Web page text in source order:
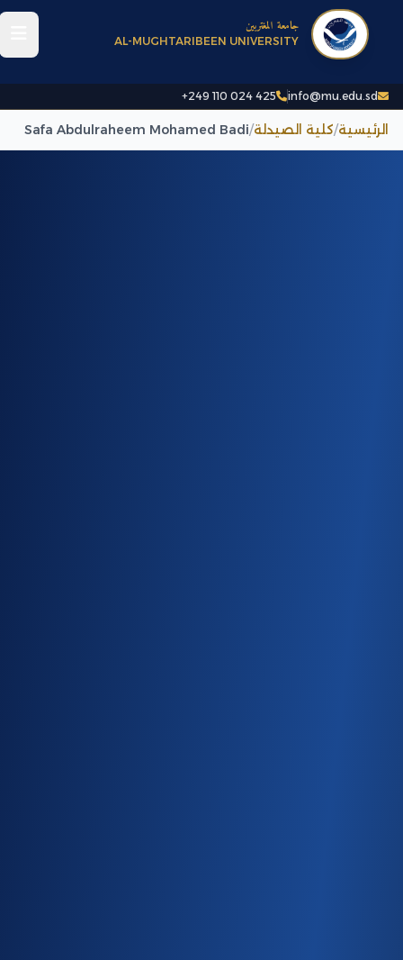
info@mu.edu.sd
+249 110 024 425
جامعة المغتربين
AL-MUGHTARIBEEN UNIVERSITY
الرئيسية/كلية الصيدلة/
Safa Abdulraheem Mohamed Badi